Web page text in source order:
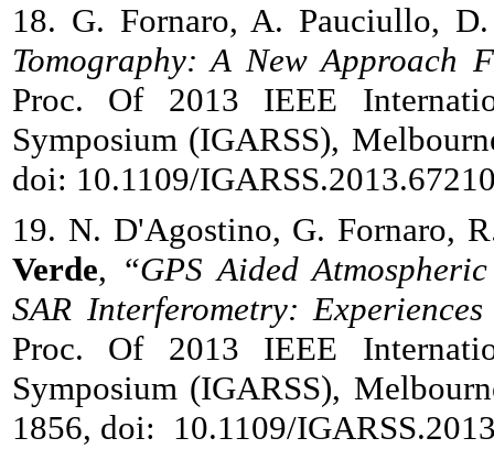
18. G. Fornaro, A. Pauciullo,
Tomography: A New Approach
Proc. Of 2013 IEEE
Symposium (IGARSS),
doi: 10.1109/
19. N. D'Agostino, G. Fornaro,
Verde, “GPS Aided
SAR Interferometry:
Proc. Of 2013 IEEE
Symposium (IGARSS),
1856, doi: 10.1109/